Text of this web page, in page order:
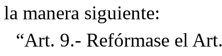
la manera siguiente:
“Art. 9.- Refórmase el